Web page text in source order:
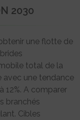
2030
une flotte de
total de la
avec une tendance
12%. A comparer
branchés
Cibles